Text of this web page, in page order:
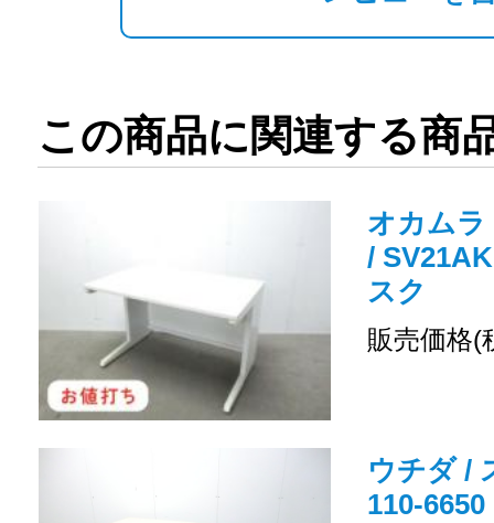
この商品に関連する商
オカム
/
スク
販売価格(
ウチダ /
110-